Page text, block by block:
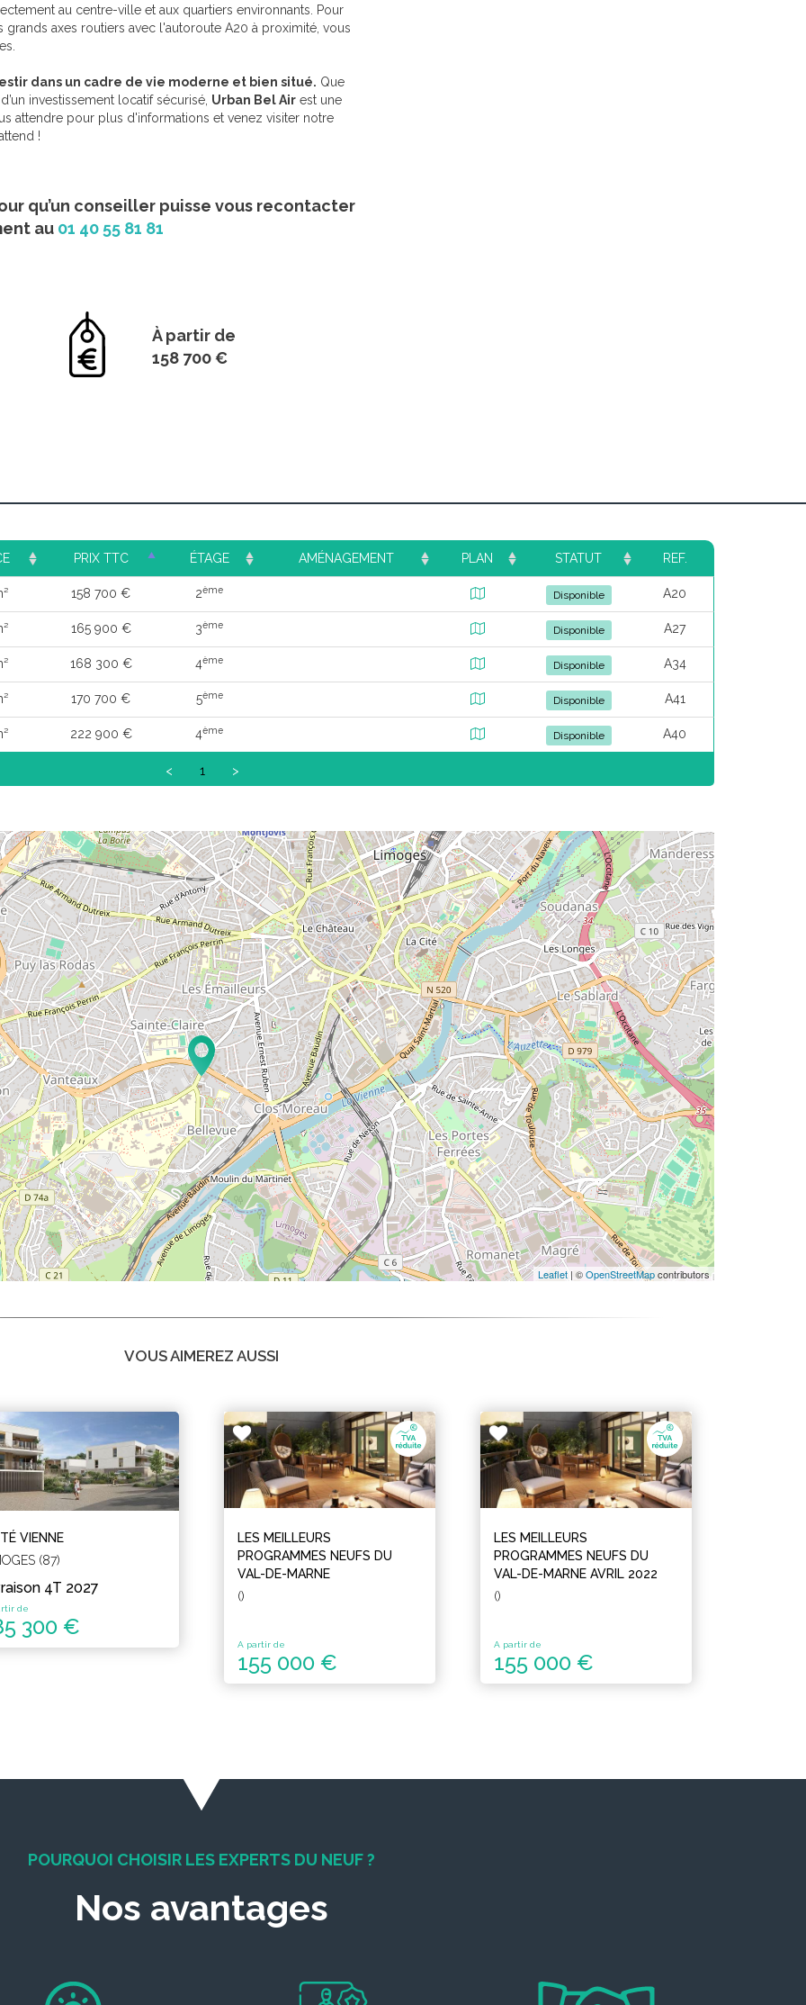
au centre-ville et aux quartiers environnants. Pour
axes routiers avec l'autoroute A20 à proximité, vous
dans un cadre de vie moderne et bien situé. Que
investissement locatif sécurisé, Urban Bel Air est une
attendre pour plus d'informations et venez visiter notre
!
qu’un conseiller puisse vous recontacter
au 01 40 55 81 81
À partir de
158 700 €
PRIX TTC ÉTAGE AMÉNAGEMENT PLAN STATUT REF.
158 700 € 2ème Disponible A20
165 900 € 3ème Disponible A27
168 300 € 4ème Disponible A34
170 700 € 5ème Disponible A41
222 900 € 4ème Disponible A40
< 1 >
Leaflet | ©OpenStreetMapcontributors
VOUS AIMEREZ AUSSI
VIENNE
(87)
4T 2027
de
300 €
LES MEILLEURS
PROGRAMMES NEUFS DU
VAL-DE-MARNE
()
A partir de
155 000 €
LES MEILLEURS
PROGRAMMES NEUFS DU
VAL-DE-MARNE AVRIL 2022
()
A partir de
155 000 €
POURQUOI CHOISIR LES EXPERTS DU NEUF ?
Nos avantages